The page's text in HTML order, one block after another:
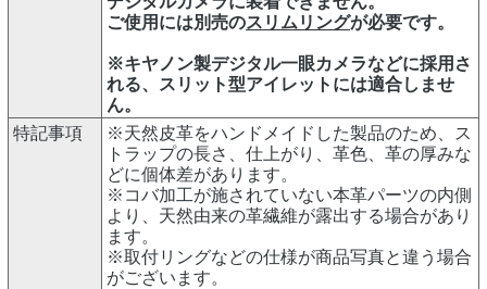
ご使用には別売のスリムリングが必要です。
※キヤノン製デジタル一眼カメラなどに採用さ
れる、スリット型アイレットには適合しませ
ん。
特記事項
※天然皮革をハンドメイドした製品のため、ス
トラップの長さ、仕上がり、革色、革の厚みな
どに個体差があります。
※コバ加工が施されていない本革パーツの内側
より、天然由来の革繊維が露出する場合があり
ます。
※取付リングなどの仕様が商品写真と違う場合
がございます。